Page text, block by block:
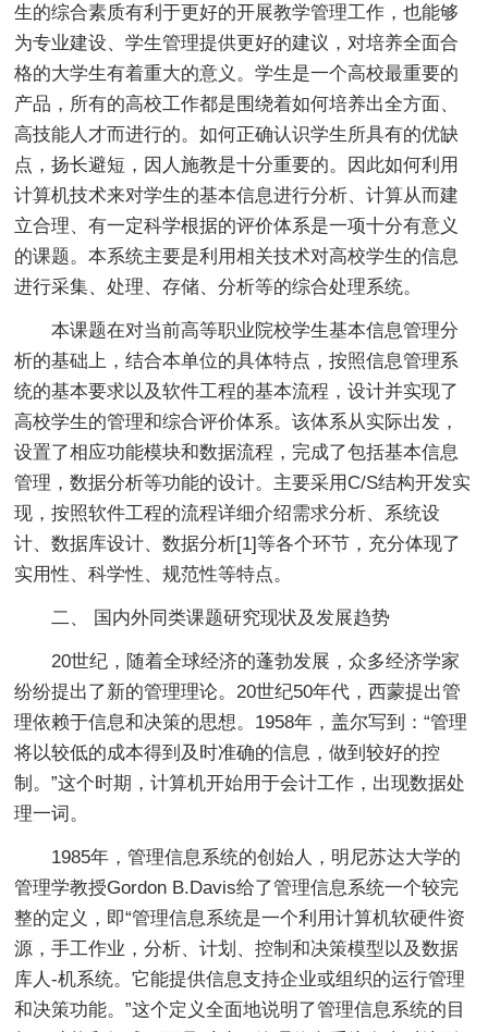
生的综合素质有利于更好的开展教学管理工作，也能够
为专业建设、学生管理提供更好的建议，对培养全面合
格的大学生有着重大的意义。学生是一个高校最重要的
产品，所有的高校工作都是围绕着如何培养出全方面、
高技能人才而进行的。如何正确认识学生所具有的优缺
点，扬长避短，因人施教是十分重要的。因此如何利用
计算机技术来对学生的基本信息进行分析、计算从而建
立合理、有一定科学根据的评价体系是一项十分有意义
的课题。本系统主要是利用相关技术对高校学生的信息
进行采集、处理、存储、分析等的综合处理系统。
本课题在对当前高等职业院校学生基本信息管理分
析的基础上，结合本单位的具体特点，按照信息管理系
统的基本要求以及软件工程的基本流程，设计并实现了
高校学生的管理和综合评价体系。该体系从实际出发，
设置了相应功能模块和数据流程，完成了包括基本信息
管理，数据分析等功能的设计。主要采用C/S结构开发实
现，按照软件工程的流程详细介绍需求分析、系统设
计、数据库设计、数据分析[1]等各个环节，充分体现了
实用性、科学性、规范性等特点。
二、 国内外同类课题研究现状及发展趋势
20世纪，随着全球经济的蓬勃发展，众多经济学家
纷纷提出了新的管理理论。20世纪50年代，西蒙提出管
理依赖于信息和决策的思想。1958年，盖尔写到：“管理
将以较低的成本得到及时准确的信息，做到较好的控
制。”这个时期，计算机开始用于会计工作，出现数据处
理一词。
1985年，管理信息系统的创始人，明尼苏达大学的
管理学教授Gordon B.Davis给了管理信息系统一个较完
整的定义，即“管理信息系统是一个利用计算机软硬件资
源，手工作业，分析、计划、控制和决策模型以及数据
库人-机系统。它能提供信息支持企业或组织的运行管理
和决策功能。”这个定义全面地说明了管理信息系统的目